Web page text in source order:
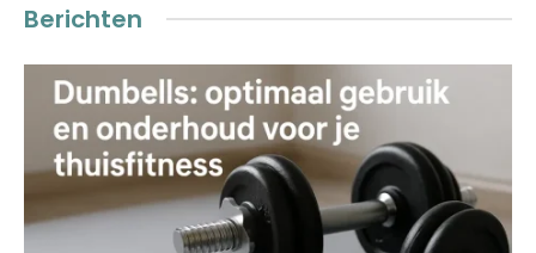
Berichten